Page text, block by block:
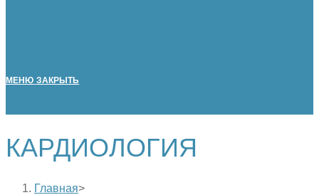
МЕНЮ ЗАКРЫТЬ
КАРДИОЛОГИЯ
Главная>